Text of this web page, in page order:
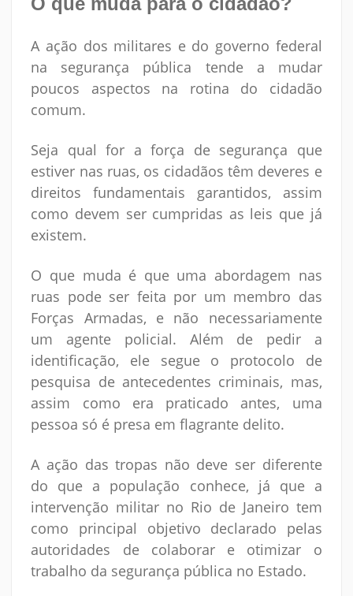
A ação dos militares e do governo federal
na segurança pública tende a mudar
poucos aspectos na rotina do cidadão
comum.
Seja qual for a força de segurança que
estiver nas ruas, os cidadãos têm deveres e
direitos fundamentais garantidos, assim
como devem ser cumpridas as leis que já
existem.
O que muda é que uma abordagem nas
ruas pode ser feita por um membro das
Forças Armadas, e não necessariamente
um agente policial. Além de pedir a
identificação, ele segue o protocolo de
pesquisa de antecedentes criminais, mas,
assim como era praticado antes, uma
pessoa só é presa em flagrante delito.
A ação das tropas não deve ser diferente
do que a população conhece, já que a
intervenção militar no Rio de Janeiro tem
como principal objetivo declarado pelas
autoridades de colaborar e otimizar o
trabalho da segurança pública no Estado.